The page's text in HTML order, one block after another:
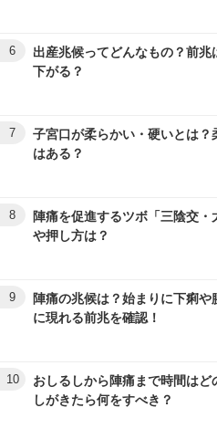
6
出産兆候ってどんなもの？前兆
下がる？
7
子宮口が柔らかい・硬いとは？
はある？
8
陣痛を促進するツボ「三陰交・
や押し方は？
9
陣痛の兆候は？始まりに下痢や
に現れる前兆を確認！
10
おしるしから陣痛まで時間はど
しがきたら何をすべき？